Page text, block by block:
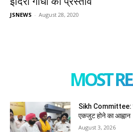
JSNEWS - August 28, 2020
MOST
Sikh Committee:
एकजुट होने का आह्वान
August 3, 2026